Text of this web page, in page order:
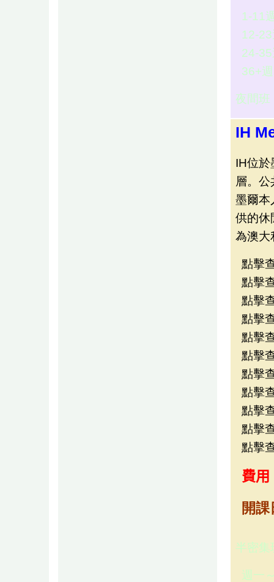
1-11
12-
24-
36+
夜間班
IH
IH位於
層。
墨爾本
供的休
為澳大
點擊
點擊
點擊
點擊
點擊
點擊
點擊
點擊
點擊
點擊
點擊
費用
開
半密集
週一